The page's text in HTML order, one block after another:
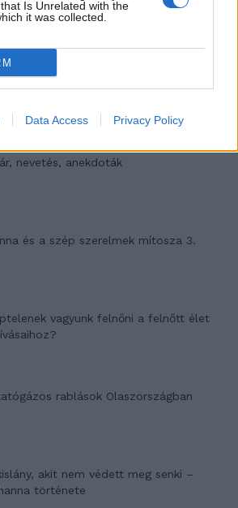
Is Unrelated with the
it was collected.
Data Access Privacy Policy
Allen megosztó zsenialitása
nevetés, anekdoták
és a szép szerelmek mítosza 3.
vagyunk felnőni a felnőtt élet
rablások Olaszországban
akit nem védett meg senki –
története